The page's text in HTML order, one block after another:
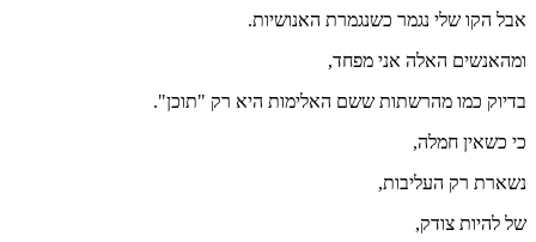
אבל הקו שלי נגמר כשנגמרת האנושיות.
ומהאנשים האלה אני מפחד,
בדיוק כמו מהרשתות ששם האלימות היא רק "תוכן".
כי כשאין חמלה,
נשארת רק העליבות,
של להיות צודק,